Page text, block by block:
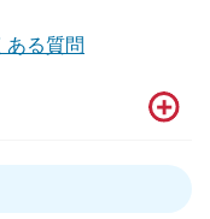
ある質問